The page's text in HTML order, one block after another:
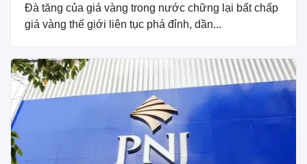
Đà tăng của giá vàng trong nước chững lại bất chấp
giá vàng thế giới liên tục phá đỉnh, dần...